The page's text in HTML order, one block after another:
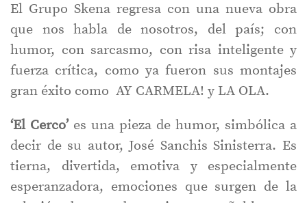
El Grupo Skena regresa con una nueva obra
que nos habla de nosotros, del país; con
humor, con sarcasmo, con risa inteligente y
fuerza crítica, como ya fueron sus montajes
gran éxito como AY CARMELA! y LA OLA.
‘El Cerco’ es una pieza de humor, simbólica a
decir de su autor, José Sanchis Sinisterra. Es
tierna, divertida, emotiva y especialmente
esperanzadora, emociones que surgen de la